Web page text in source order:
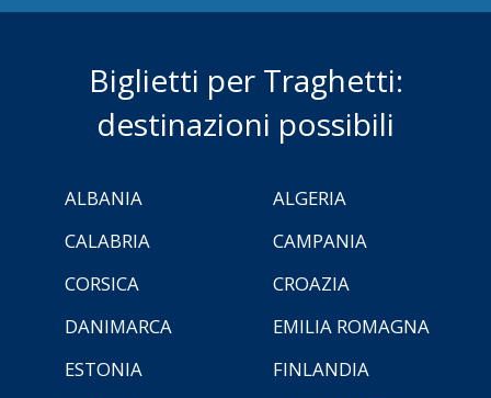
Biglietti per Traghetti:
destinazioni possibili
ALBANIA
ALGERIA
CALABRIA
CAMPANIA
CORSICA
CROAZIA
DANIMARCA
EMILIA ROMAGNA
ESTONIA
FINLANDIA